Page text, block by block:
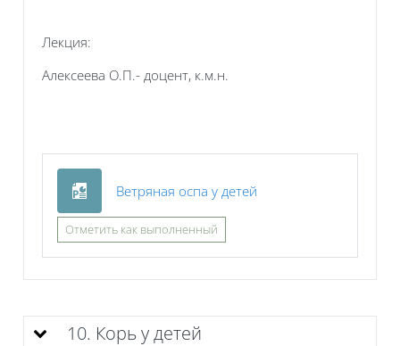
Лекция:
Алексеева О.П.- доцент, к.м.н.
Ветряная оспа у детей
Отметить как выполненный
10. Корь у детей